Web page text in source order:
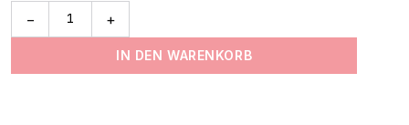
− +
IN DEN WARENKORB